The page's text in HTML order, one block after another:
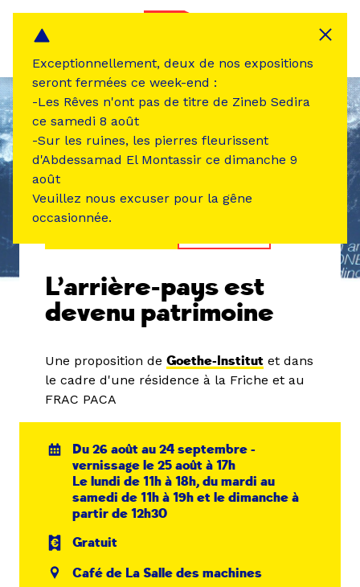
L’arrière-pays est
devenu patrimoine
Une proposition de Goethe-Institut et dans
le cadre d'une résidence à la Friche et au
FRAC PACA
Du 26 août au 24 septembre -
vernissage le 25 août à 17h
Le lundi de 11h à 18h, du mardi au
samedi de 11h à 19h et le dimanche à
partir de 12h30
Gratuit
Café de La Salle des machines
Exceptionnellement, deux de nos expositions
seront fermées ce week-end :
-Les Rêves n'ont pas de titre de Zineb Sedira
ce samedi 8 août
-Sur les ruines, les pierres fleurissent
d'Abdessamad El Montassir ce dimanche 9
août
Veuillez nous excuser pour la gêne
occasionnée.
Panneau de gestion des cookies